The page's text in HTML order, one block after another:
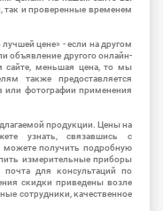
так и проверенные временем
цене» - если на другом
объявление другого онлайн-
сайте, меньшая цена, то мы
также предоставляется
или фотографии применения
продукции. Цены на
узнать, связавшись с
получить подробную
измерительные приборы
для консультаций по
скидки приведены возле
сотрудники, качественное